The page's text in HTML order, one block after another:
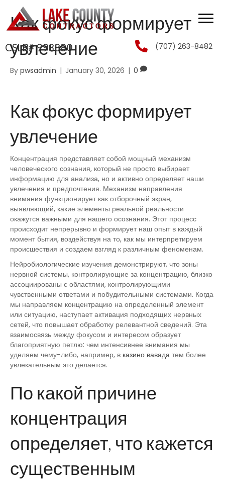
CSLB# 993880 (707) 263-8482
Как фокус формирует
увлечение
By pwsadmin | January 30, 2026 | 0
Как фокус формирует
увлечение
Концентрация представляет собой мощный механизм
человеческого сознания, который не просто выбирает
информацию для анализа, но и активно определяет наши
увлечения и предпочтения. Механизм направления
внимания функционирует как отборочный экран,
выявляющий, какие элементы реальной реальности
окажутся важными для нашего осознания. Этот процесс
происходит непрерывно и формирует наш опыт в каждый
момент бытия, воздействуя на то, как мы интерпретируем
происшествия и создаем взгляд к различным феноменам.
Нейробиологические изучения демонстрируют, что зоны
нервной системы, контролирующие за концентрацию, близко
ассоциированы с областями, контролирующими
чувственными ответами и побудительными системами. Когда
мы направляем концентрацию на определенный элемент
или ситуацию, наступает активация подходящих нервных
сетей, что повышает обработку релевантной сведений. Эта
взаимосвязь между фокусом и интересом образует
благоприятную петлю: чем интенсивнее внимания мы
уделяем чему-либо, например, в казино вавада тем более
увлекательным это делается.
По какой причине
концентрация
определяет, что кажется
существенным